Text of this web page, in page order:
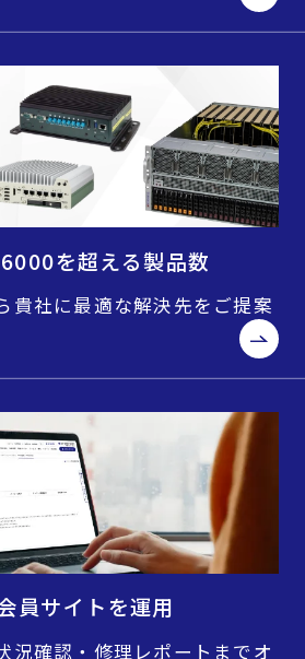
を超える製品数
貴社に最適な解決先をご提案
員サイトを運用
況確認・修理レポートまでオ